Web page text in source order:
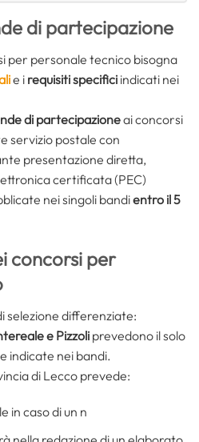
di partecipazione
per personale tecnico bisogna
e i requisiti specifici indicati nei
di partecipazioneai concorsi
servizio postale con
presentazione diretta,
certificata (PEC)
nei singoli bandientro il 5
concorsi per
selezione differenziate:
e Pizzoli prevedono il solo
indicate nei bandi.
di Lecco prevede:
in caso di un n